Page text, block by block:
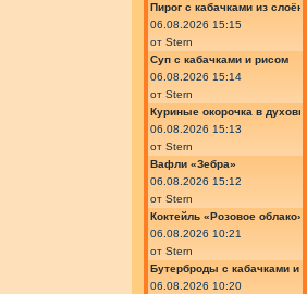
Пирог с кабачками из
06.08.2026 15:15
от Stern
Суп с кабачками и рисом
06.08.2026 15:14
от Stern
Куриные окорочка в
06.08.2026 15:13
от Stern
Вафли «Зебра»
06.08.2026 15:12
от Stern
Коктейль «Розовое
06.08.2026 10:21
от Stern
Бутерброды с кабачками и
06.08.2026 10:20